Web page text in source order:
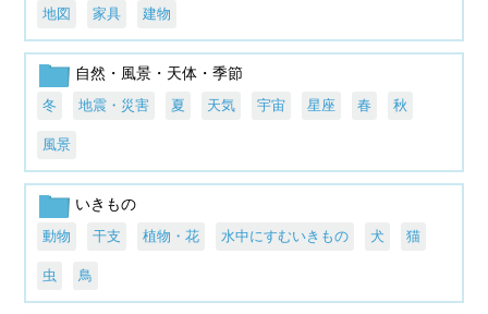
地図 家具 建物
自然・風景・天体・季節
冬 地震・災害 夏 天気 宇宙 星座 春 秋
風景
いきもの
動物 干支 植物・花 水中にすむいきもの 犬 猫
虫 鳥